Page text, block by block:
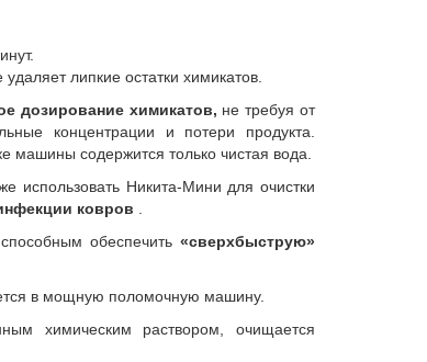
липкие остатки химикатов.
дозирование химикатов, не требуя от
концентрации и потери продукта.
машины содержится только чистая вода.
использовать Никита-Мини для очистки
ковров .
обеспечить «сверхбыструю»
в мощную поломочную машину.
химическим раствором, очищается